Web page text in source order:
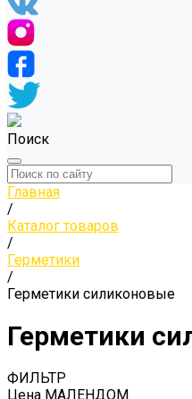
Поиск
Главная
/
Каталог товаров
/
Герметики
/
Герметики силиконовые
Герметики
ФИЛЬТР
Цена МАЛЕНДОМ